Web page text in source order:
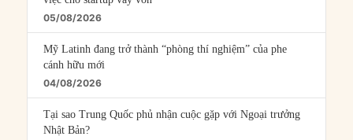
05/08/2026
Mỹ Latinh đang trở thành “phòng thí nghiệm” của phe
cánh hữu mới
04/08/2026
Tại sao Trung Quốc phủ nhận cuộc gặp với Ngoại trưởng
Nhật Bản?